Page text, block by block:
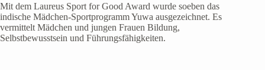
Mit dem Laureus Sport for Good Award wurde soeben das
indische Mädchen-Sportprogramm Yuwa ausgezeichnet. Es
vermittelt Mädchen und jungen Frauen Bildung,
Selbstbewusstsein und Führungsfähigkeiten.